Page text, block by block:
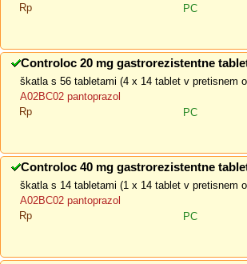
Rp
PC
Controloc 20 mg gastrorezistentne
škatla s 56 tabletami (4 x 14 tablet v pretisnem
A02BC02 pantoprazol
Rp
PC
Controloc 40 mg gastrorezistentne
škatla s 14 tabletami (1 x 14 tablet v pretisnem
A02BC02 pantoprazol
Rp
PC